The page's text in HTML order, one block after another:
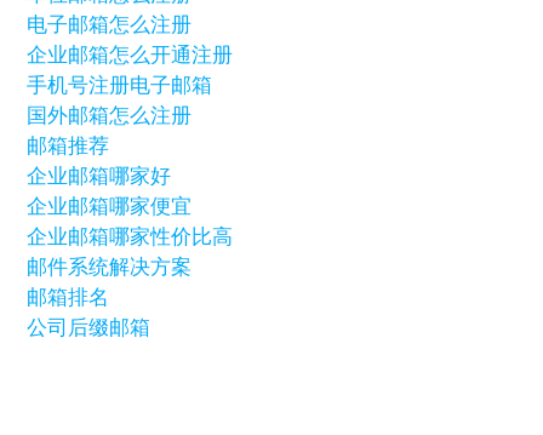
电子邮箱怎么注册
企业邮箱怎么开通注册
手机号注册电子邮箱
国外邮箱怎么注册
邮箱推荐
企业邮箱哪家好
企业邮箱哪家便宜
企业邮箱哪家性价比高
邮件系统解决方案
邮箱排名
公司后缀邮箱